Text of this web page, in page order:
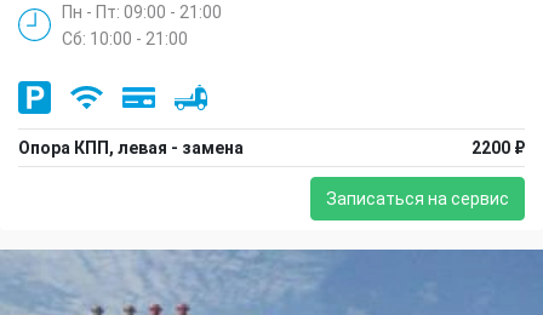
Пн - Пт: 09:00 - 21:00
Сб: 10:00 - 21:00
Опора КПП, левая - замена 2200 ₽
Записаться на сервис